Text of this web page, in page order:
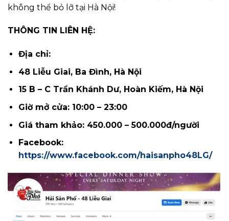
không thể bỏ lỡ tại Hà Nội!
THÔNG TIN LIÊN HỆ:
Địa chỉ:
48 Liễu Giai, Ba Đình, Hà Nội
15 B – C Trần Khánh Dư, Hoàn Kiếm, Hà Nội
Giờ mở cửa: 10:00 – 23:00
Giá tham khảo: 450.000 – 500.000đ/người
Facebook:
https://www.facebook.com/haisanpho48LG/